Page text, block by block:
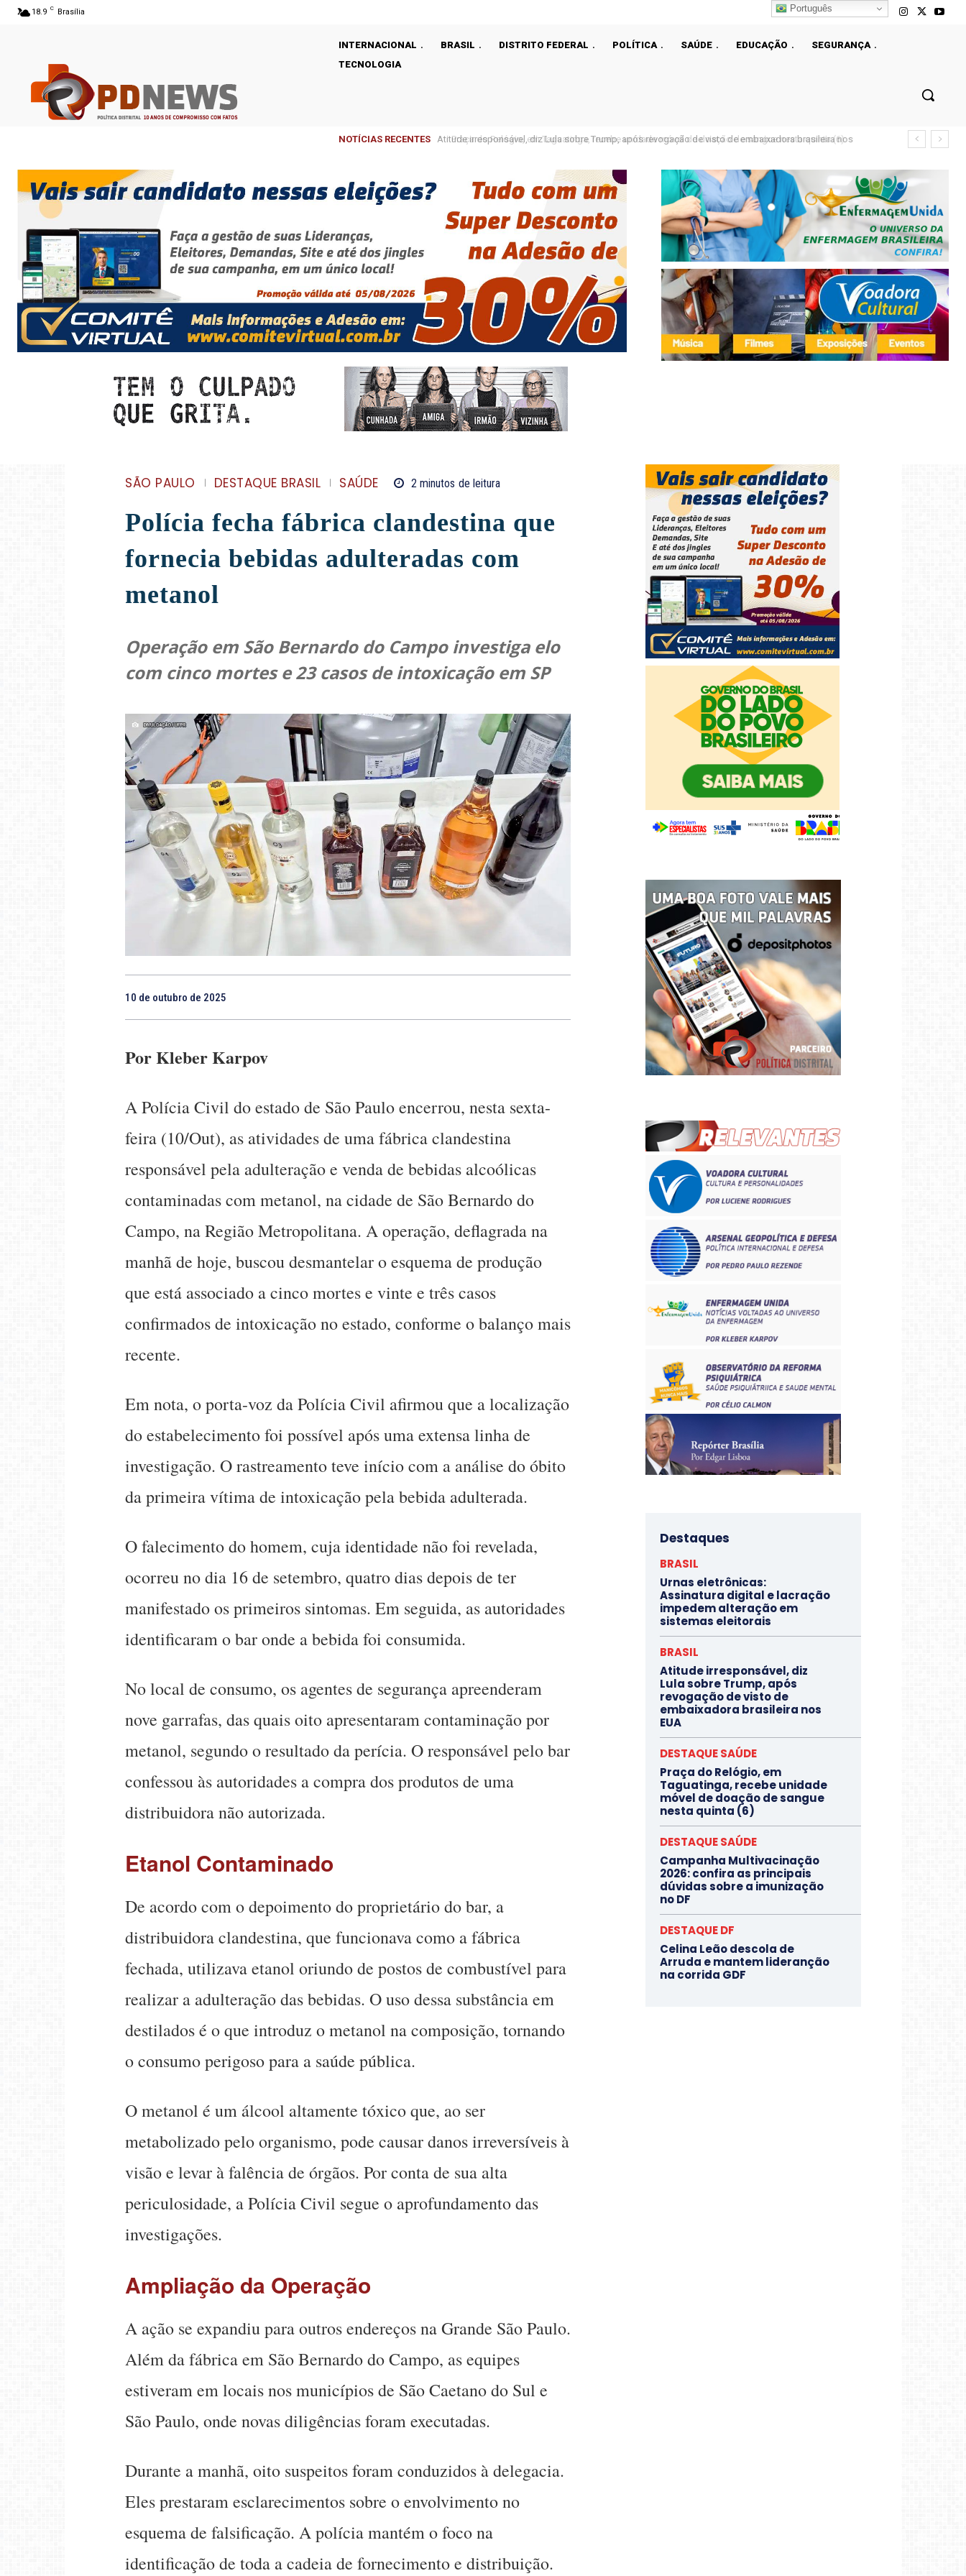
18.9 C Brasília
INTERNACIONAL BRASIL DISTRITO FEDERAL POLÍTICA SAÚDE EDUCAÇÃO
SEGURANÇA
TECNOLOGIA
NOTÍCIAS RECENTES Praça do Relógio, em Taguatinga, recebe unidade móvel de doação de sangue nesta quinta (6)
SÃO PAULO DESTAQUE BRASIL SAÚDE 2 minutos de leitura
Polícia fecha fábrica clandestina que
fornecia bebidas adulteradas com
metanol
Operação em São Bernardo do Campo investiga elo
com cinco mortes e 23 casos de intoxicação em SP
10 de outubro de 2025
Por Kleber Karpov
A Polícia Civil do estado de São Paulo encerrou, nesta sexta-
feira (10/Out), as atividades de uma fábrica clandestina
responsável pela adulteração e venda de bebidas alcoólicas
contaminadas com metanol, na cidade de São Bernardo do
Campo, na Região Metropolitana. A operação, deflagrada na
manhã de hoje, buscou desmantelar o esquema de produção
que está associado a cinco mortes e vinte e três casos
confirmados de intoxicação no estado, conforme o balanço mais
recente.
Em nota, o porta-voz da Polícia Civil afirmou que a localização
do estabelecimento foi possível após uma extensa linha de
investigação. O rastreamento teve início com a análise do óbito
da primeira vítima de intoxicação pela bebida adulterada.
O falecimento do homem, cuja identidade não foi revelada,
ocorreu no dia 16 de setembro, quatro dias depois de ter
manifestado os primeiros sintomas. Em seguida, as autoridades
identificaram o bar onde a bebida foi consumida.
No local de consumo, os agentes de segurança apreenderam
nove garrafas, das quais oito apresentaram contaminação por
metanol, segundo o resultado da perícia. O responsável pelo bar
confessou às autoridades a compra dos produtos de uma
distribuidora não autorizada.
Etanol Contaminado
De acordo com o depoimento do proprietário do bar, a
distribuidora clandestina, que funcionava como a fábrica
fechada, utilizava etanol oriundo de postos de combustível para
realizar a adulteração das bebidas. O uso dessa substância em
destilados é o que introduz o metanol na composição, tornando
o consumo perigoso para a saúde pública.
O metanol é um álcool altamente tóxico que, ao ser
metabolizado pelo organismo, pode causar danos irreversíveis à
visão e levar à falência de órgãos. Por conta de sua alta
periculosidade, a Polícia Civil segue o aprofundamento das
investigações.
Ampliação da Operação
A ação se expandiu para outros endereços na Grande São Paulo.
Além da fábrica em São Bernardo do Campo, as equipes
estiveram em locais nos municípios de São Caetano do Sul e
São Paulo, onde novas diligências foram executadas.
Durante a manhã, oito suspeitos foram conduzidos à delegacia.
Eles prestaram esclarecimentos sobre o envolvimento no
esquema de falsificação. A polícia mantém o foco na
identificação de toda a cadeia de fornecimento e distribuição.
Destaques
BRASIL
Urnas eletrônicas:
Assinatura digital e lacração
impedem alteração em
sistemas eleitorais
BRASIL
Atitude irresponsável, diz
Lula sobre Trump, após
revogação de visto de
embaixadora brasileira nos
EUA
DESTAQUE SAÚDE
Praça do Relógio, em
Taguatinga, recebe unidade
móvel de doação de sangue
nesta quinta (6)
DESTAQUE SAÚDE
Campanha Multivacinação
2026: confira as principais
dúvidas sobre a imunização
no DF
DESTAQUE DF
Celina Leão descola de
Arruda e mantem lideranção
na corrida GDF
Português